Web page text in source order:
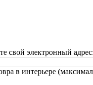
свой электронный
в интерьере